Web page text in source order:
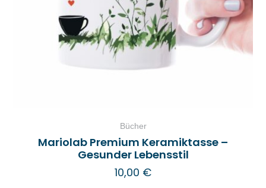
Bücher
Mariolab Premium Keramiktasse –
Gesunder Lebensstil
10,00 €